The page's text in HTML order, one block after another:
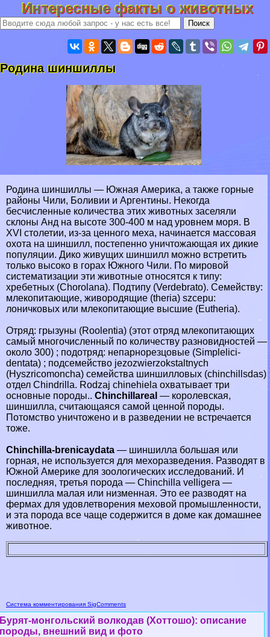
Интересные факты о животных
Родина шиншиллы
Родина шиншиллы — Южная Америка, а также горные
районы Чили, Боливии и Аргентины. Некогда
бесчисленные количества этих животных заселяли
склоны Анд на высоте 300-400 м над уровнем моря. В
XVI столетии, из-за ценного меха, начинается массовая
охота на шиншилл, постепенно уничтожающая их дикие
популяции. Дико живущих шиншилл можно встретить
только высоко в горах Южного Чили. По мировой
систематизации эти животные относятся к типу:
хрeбeтных (Chorolana). Подтипу (Verdebrato). Семейству:
млекопитающие, живородящие (theria) szcepu:
лоничковых или млекопитающие высшие (Eutheria).
Отряд: грызуны (Roolentia) (этот отряд млекопитающих
самый многочисленный по количеству разновидностей —
около 300) ; подотряд: непарнорезцовые (Simplelici-
dentata) ; подсемейство jezozwierzokstaltnych
(Hyszricomoncha) семейства шиншилловых (chinchillsdas)
отдел Chindrilla. Rodzaj chinehiela охватывает три
основные породы.. Chinchillareal — королевская,
шиншилла, считающаяся самой ценной породы.
Потомство уничтожено и в разведении не встречается
тоже.
Chinchilla-brenicaydata — шиншилла большая или
горная, не используется для мехоразведения. Разводят в
Южной Америке для зоологических исследований. И
последняя, третья порода — Chinchilla velligera —
шиншилла малая или низменная. Это ее разводят на
фермах для удовлетворения меховой промышленноcти,
и эта порода все чаще содержится в доме как домашнее
животное.
Система комментирования SigComments
Бурят-монгольский волкодав (Хоттошо): описание
породы, внешний вид и фото